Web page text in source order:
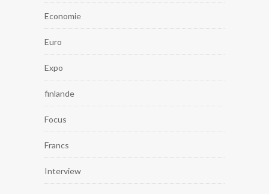
Economie
Euro
Expo
finlande
Focus
Francs
Interview